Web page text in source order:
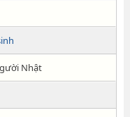
Nhật